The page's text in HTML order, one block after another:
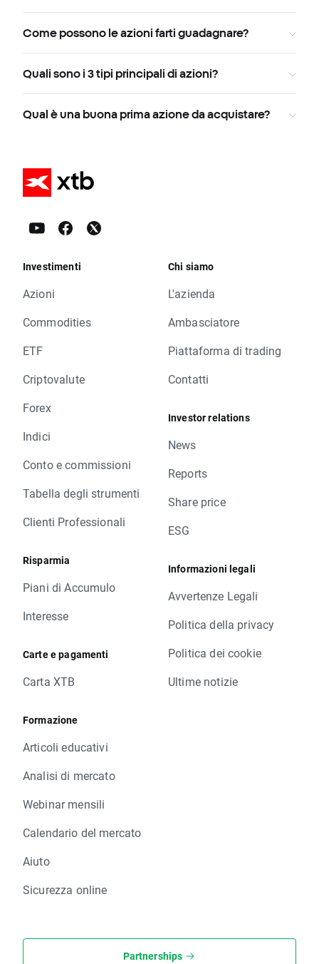
Come possono le azioni farti guadagnare?
Quali sono i 3 tipi principali di azioni?
Qual è una buona prima azione da acquistare?
Investimenti
Azioni
Commodities
ETF
Criptovalute
Forex
Indici
Conto e commissioni
Tabella degli strumenti
Clienti Professionali
Risparmia
Piani di Accumulo
Interesse
Carte e pagamenti
Carta XTB
Formazione
Articoli educativi
Analisi di mercato
Webinar mensili
Calendario del mercato
Aiuto
Sicurezza online
Chi siamo
L'azienda
Ambasciatore
Piattaforma di trading
Contatti
Investor relations
News
Reports
Share price
ESG
Informazioni legali
Avvertenze Legali
Politica della privacy
Politica dei cookie
Ultime notizie
Partnerships